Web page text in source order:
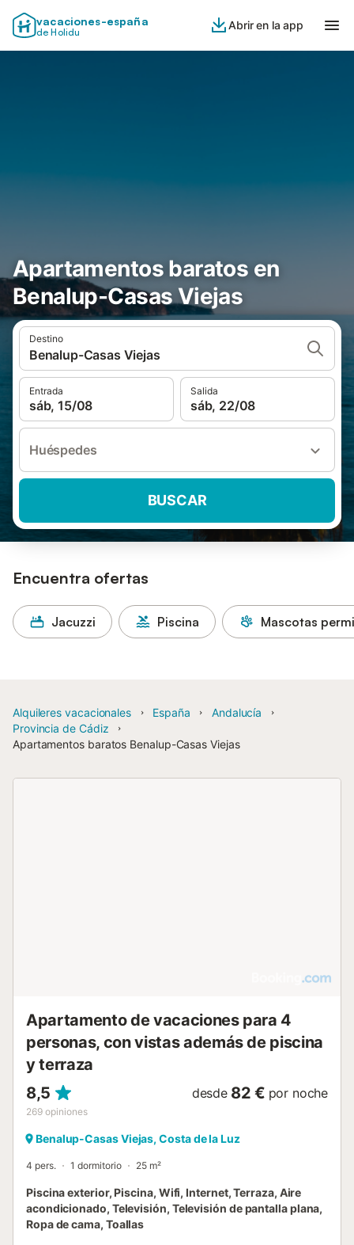
vacaciones-españa
de Holidu
Abrir en la app
Apartamentos baratos en
Benalup-Casas Viejas
Destino
Benalup-Casas Viejas
Entrada
sáb, 15/08
Salida
sáb, 22/08
Huéspedes
BUSCAR
Encuentra ofertas
Jacuzzi Piscina Mascotas
Alquileres vacacionales España
Andalucía
Provincia de Cádiz
Apartamentos baratos Benalup-Casas Viejas
Apartamento de vacaciones para 4
personas, con vistas además de piscina
y terraza
8,5
269 opiniones
desde 82 € por noche
Benalup-Casas Viejas, Costa de la Luz
4 pers. 1 dormitorio 25 m²
Piscina exterior, Piscina, Wifi, Internet, Terraza, Aire
acondicionado, Televisión, Televisión de pantalla plana,
Ropa de cama, Toallas